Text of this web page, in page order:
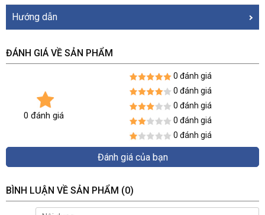
Hướng dẫn
ĐÁNH GIÁ VỀ SẢN PHẨM
0 đánh giá
0 đánh giá
0 đánh giá
0 đánh giá
0 đánh giá
0 đánh giá
Đánh giá của bạn
BÌNH LUẬN VỀ SẢN PHẨM (0)